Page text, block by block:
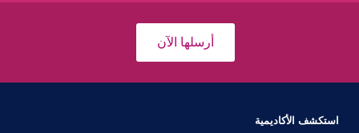
أرسلها الآن
استكشف الأكاديمية